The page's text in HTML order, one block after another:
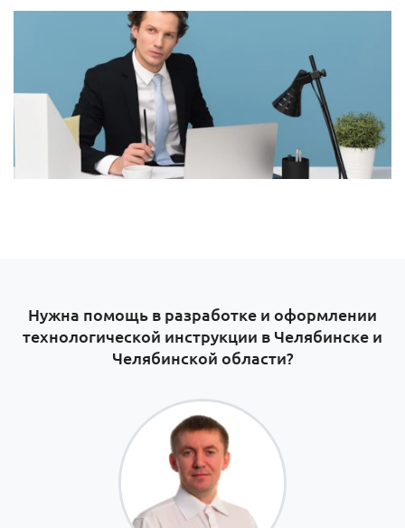
Нужна помощь в разработке и оформлении
технологической инструкции в Челябинске и
Челябинской области?